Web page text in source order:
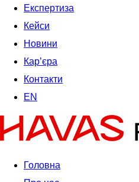
Експертиза
Кейси
Новини
Кар’єра
Контакти
EN
Головна